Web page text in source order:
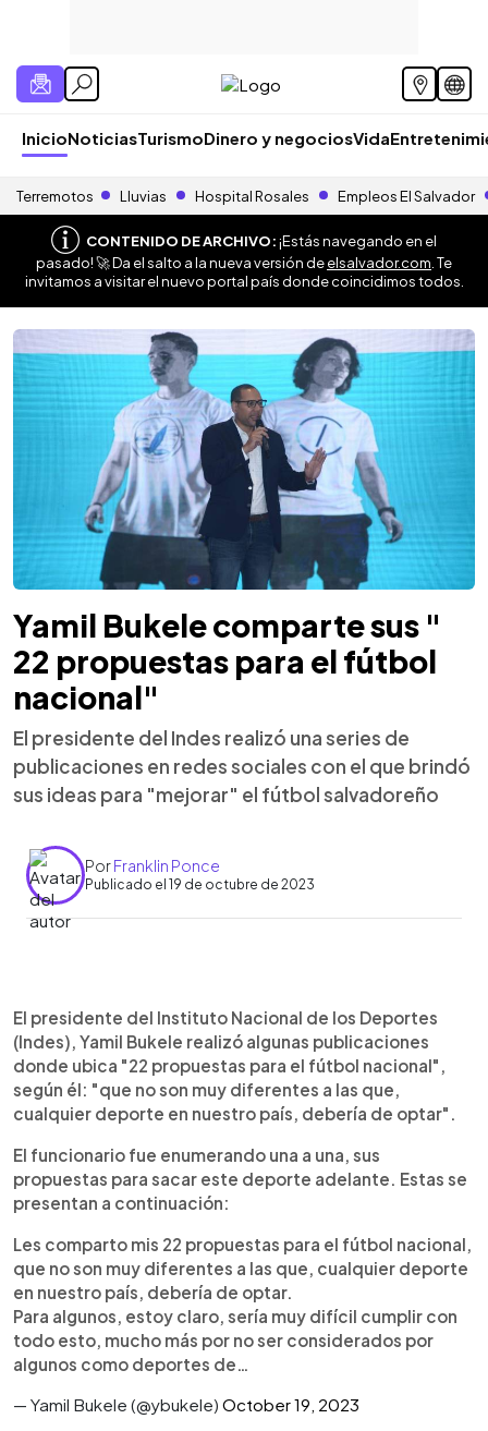
InicioNoticiasTurismoDinero y negociosVida
Terremotos Lluvias Hospital Rosales Empleos El Salvador
CONTENIDO DE ARCHIVO:¡Estás navegando en el
pasado! 🚀 Da el salto a la nueva versión deelsalvador.com . Te
invitamos a visitar el nuevo portal país donde coincidimos todos.
Yamil Bukele comparte sus "
22 propuestas para el fútbol
nacional"
El presidente del Indes realizó una series de
publicaciones en redes sociales con el que brindó
sus ideas para "mejorar" el fútbol salvadoreño
PorFranklin Ponce
Publicado el 19 de octubre de 2023
► Escuchar artículo
El presidente del Instituto Nacional de los Deportes
(Indes), Yamil Bukele realizó algunas publicaciones
donde ubica "22 propuestas para el fútbol nacional",
según él: "que no son muy diferentes a las que,
cualquier deporte en nuestro país, debería de optar".
El funcionario fue enumerando una a una, sus
propuestas para sacar este deporte adelante. Estas se
presentan a continuación:
Les comparto mis 22 propuestas para el fútbol nacional,
que no son muy diferentes a las que, cualquier deporte
en nuestro país, debería de optar.
Para algunos, estoy claro, sería muy difícil cumplir con
todo esto, mucho más por no ser considerados por
algunos como deportes de…
— Yamil Bukele (@ybukele) October 19, 2023